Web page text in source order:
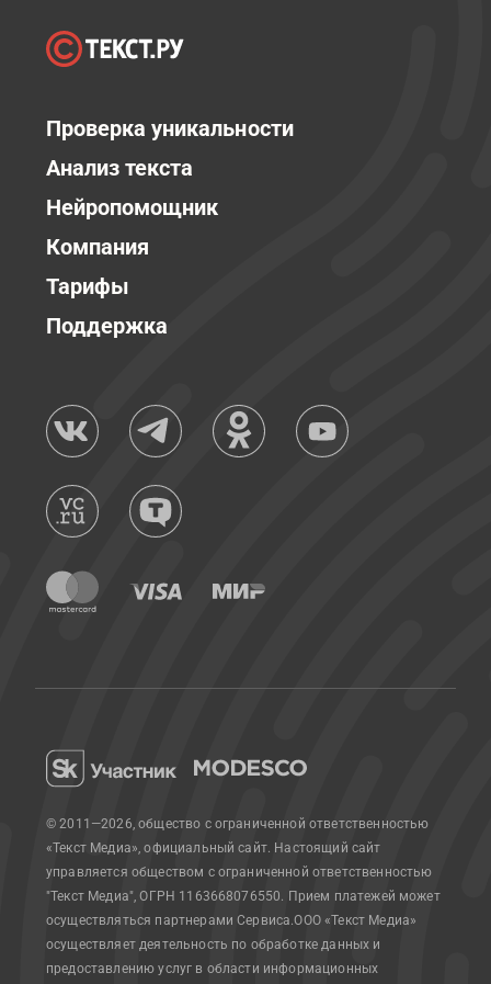
Проверка уникальности
Анализ текста
Нейропомощник
Компания
Тарифы
Поддержка
© 2011—2026, общество с ограниченной ответственностью
«Текст Медиа», официальный сайт. Настоящий сайт
управляется обществом с ограниченной ответственностью
"Текст Медиа", ОГРН 1163668076550. Прием платежей может
осуществляться партнерами Сервиса.ООО «Текст Медиа»
осуществляет деятельность по обработке данных и
предоставлению услуг в области информационных